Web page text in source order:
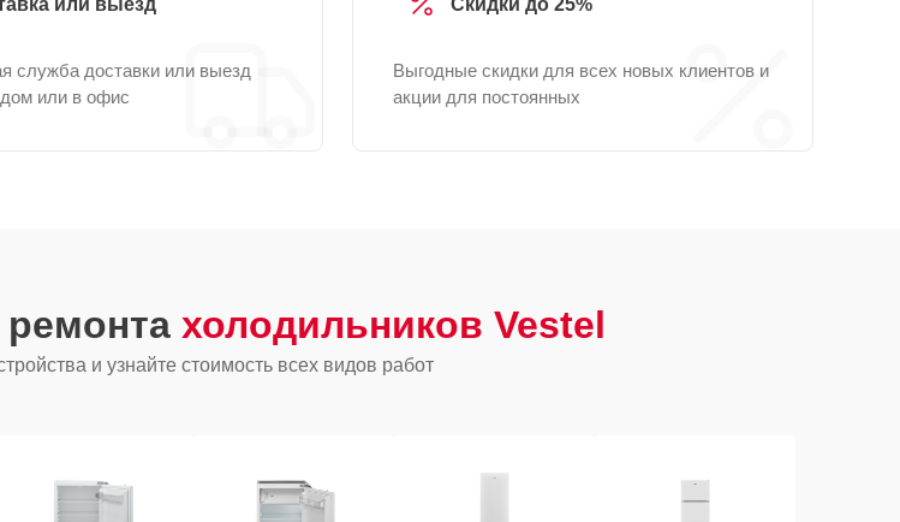
или выезд
служба доставки или выезд
или в офис
Скидки до 25%
Выгодные скидки для всех новых клиентов и
акции для постоянных
холодильников Vestel
и узнайте стоимость всех видов работ